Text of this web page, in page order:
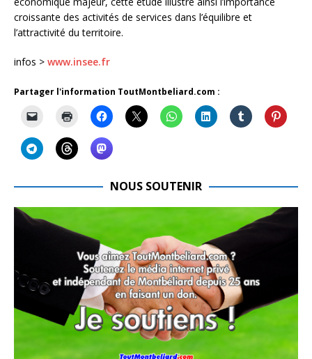
croissante des activités de services dans l’équilibre et
l’attractivité du territoire.
infos > www.insee.fr
Partager l'information ToutMontbeliard.com :
NOUS SOUTENIR